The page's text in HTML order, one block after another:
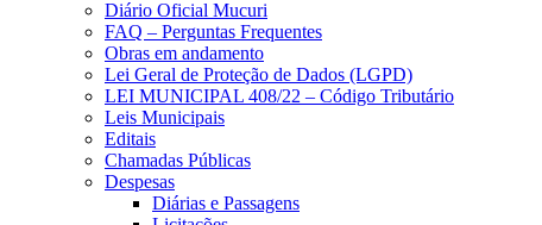
Diário Oficial Mucuri
FAQ – Perguntas Frequentes
Obras em andamento
Lei Geral de Proteção de Dados (LGPD)
LEI MUNICIPAL 408/22 – Código Tributário
Leis Municipais
Editais
Chamadas Públicas
Despesas
Diárias e Passagens